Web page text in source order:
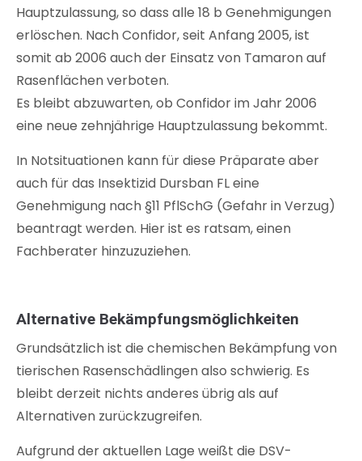
Hauptzulassung, so dass alle 18 b Genehmigungen
erlöschen. Nach Confidor, seit Anfang 2005, ist
somit ab 2006 auch der Einsatz von Tamaron auf
Rasenflächen verboten.
Es bleibt abzuwarten, ob Confidor im Jahr 2006
eine neue zehnjährige Hauptzulassung bekommt.
In Notsituationen kann für diese Präparate aber
auch für das Insektizid Dursban FL eine
Genehmigung nach §11 PflSchG (Gefahr in Verzug)
beantragt werden. Hier ist es ratsam, einen
Fachberater hinzuzuziehen.
Alternative Bekämpfungsmöglichkeiten
Grundsätzlich ist die chemischen Bekämpfung von
tierischen Rasenschädlingen also schwierig. Es
bleibt derzeit nichts anderes übrig als auf
Alternativen zurückzugreifen.
Aufgrund der aktuellen Lage weißt die DSV-